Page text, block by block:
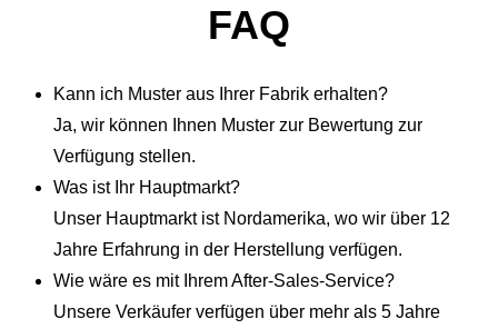
FAQ
Kann ich Muster aus Ihrer Fabrik erhalten?
Ja, wir können Ihnen Muster zur Bewertung zur
Verfügung stellen.
Was ist Ihr Hauptmarkt?
Unser Hauptmarkt ist Nordamerika, wo wir über 12
Jahre Erfahrung in der Herstellung verfügen.
Wie wäre es mit Ihrem After-Sales-Service?
Unsere Verkäufer verfügen über mehr als 5 Jahre